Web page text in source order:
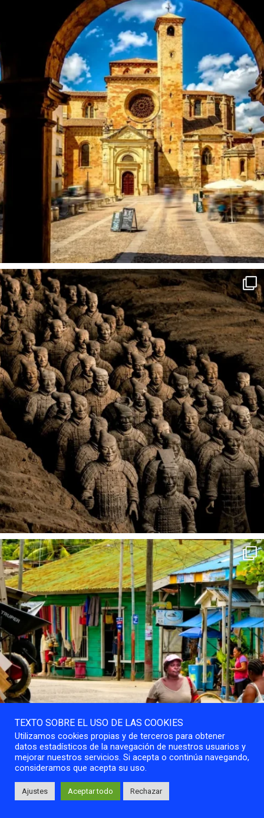
TEXTO SOBRE EL USO DE LAS COOKIES
Utilizamos cookies propias y de terceros para obtener
datos estadísticos de la navegación de nuestros usuarios y
mejorar nuestros servicios. Si acepta o continúa navegando,
consideramos que acepta su uso.
Ajustes Aceptar todo Rechazar